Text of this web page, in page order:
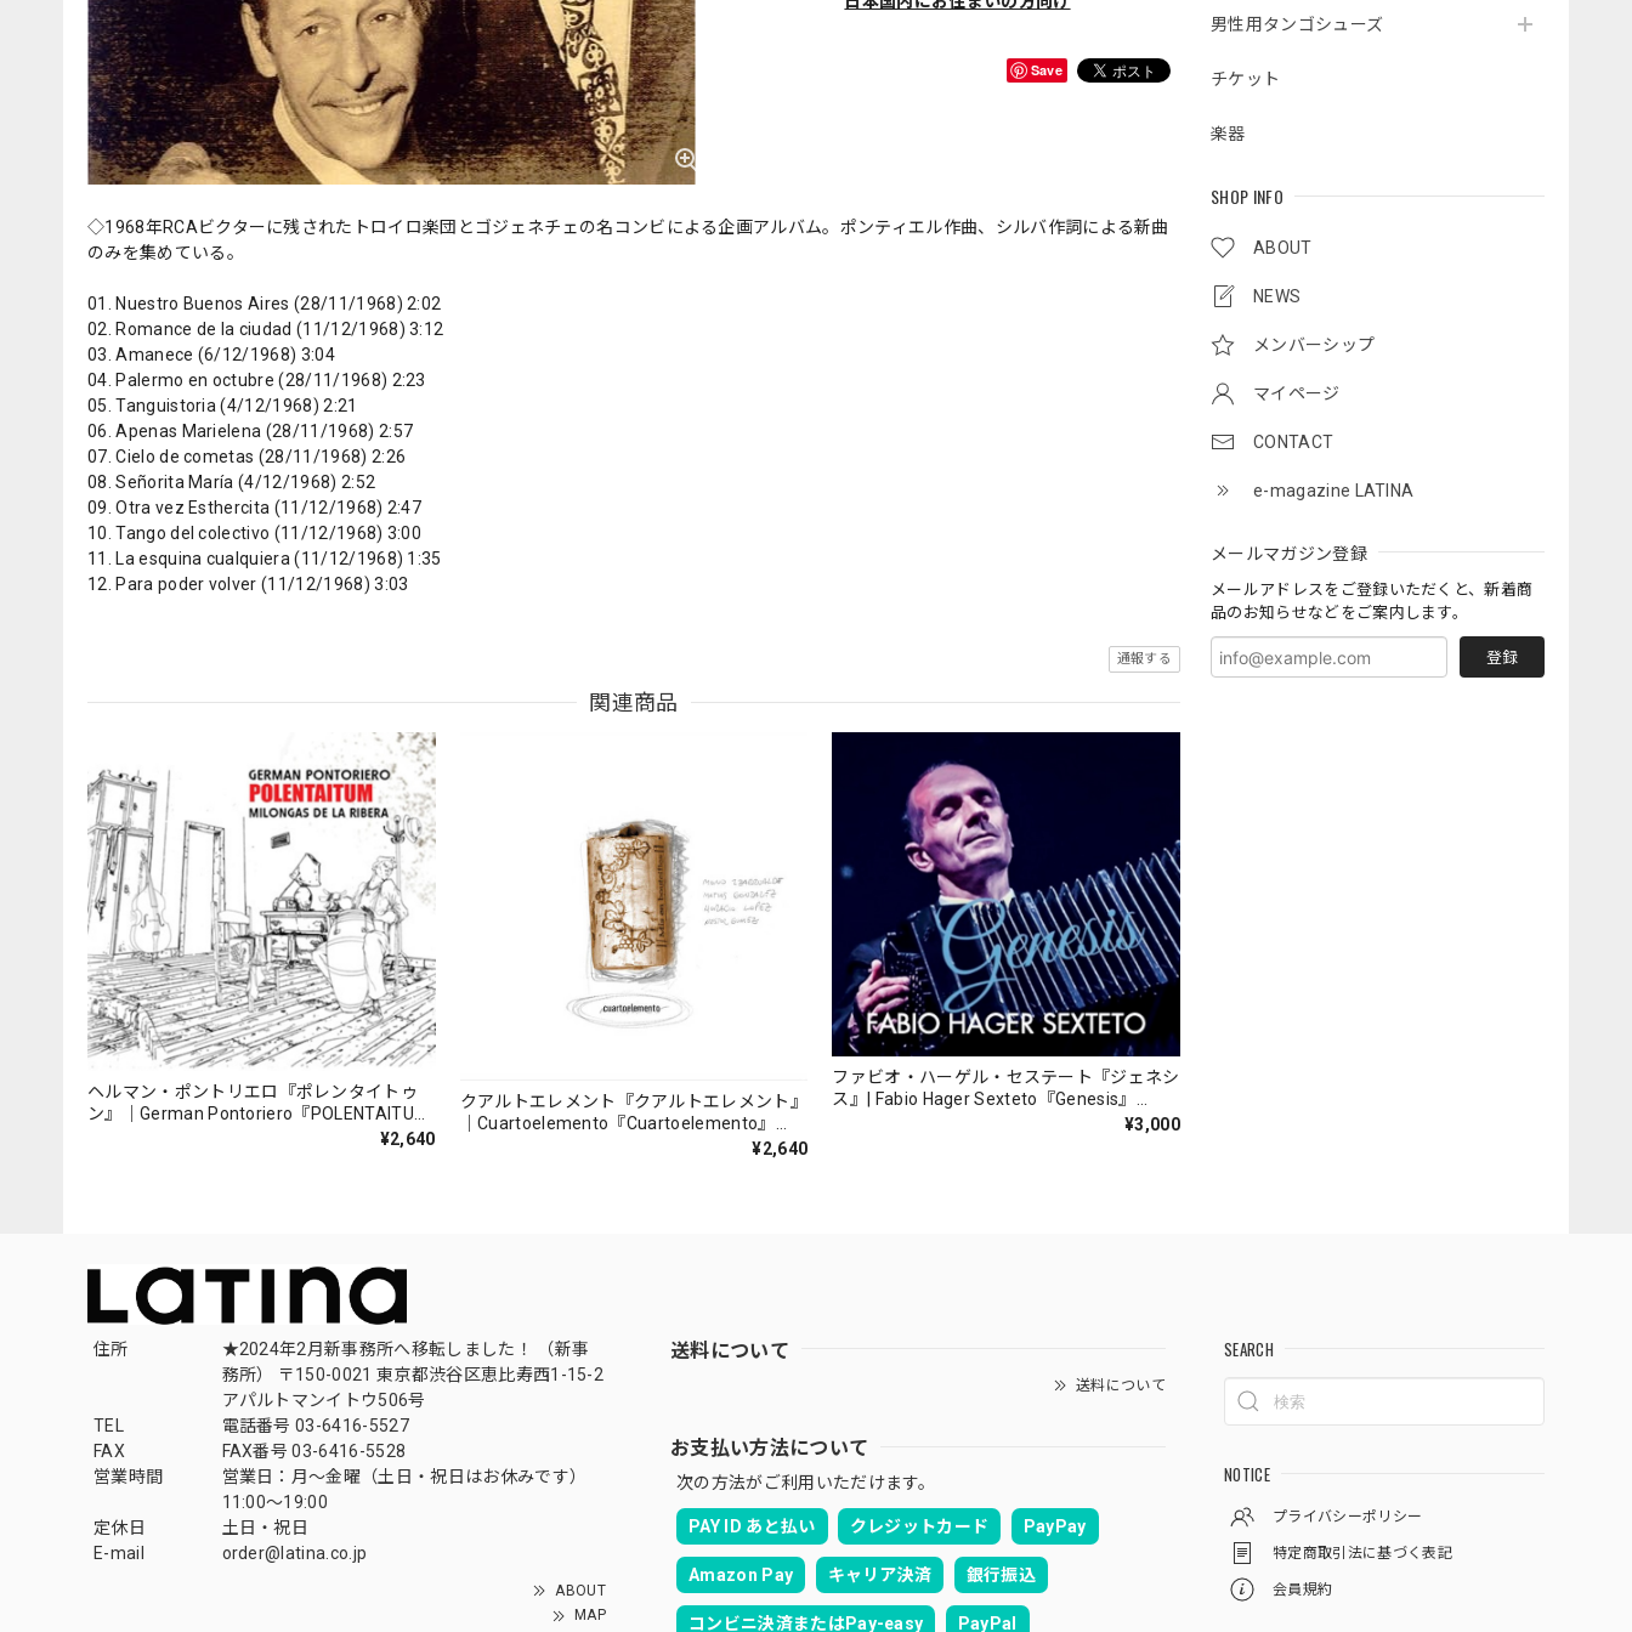
男性用タンゴシューズ
チケット
楽器
SHOP INFO
ABOUT
NEWS
メンバーシップ
マイページ
CONTACT
e-magazine LATINA
メールマガジン登録
メールアドレスをご登録いただくと、新着商
品のお知らせなどをご案内します。
登録
Save
◇1968年RCAビクターに残されたトロイロ楽団とゴジェネチェの名コンビによる企画アルバム。ポンティエル作曲、シルバ作詞による新曲
のみを集めている。
01. Nuestro Buenos Aires (28/11/1968) 2:02
02. Romance de la ciudad (11/12/1968) 3:12
03. Amanece (6/12/1968) 3:04
04. Palermo en octubre (28/11/1968) 2:23
05. Tanguistoria (4/12/1968) 2:21
06. Apenas Marielena (28/11/1968) 2:57
07. Cielo de cometas (28/11/1968) 2:26
08. Señorita María (4/12/1968) 2:52
09. Otra vez Esthercita (11/12/1968) 2:47
10. Tango del colectivo (11/12/1968) 3:00
11. La esquina cualquiera (11/12/1968) 1:35
12. Para poder volver (11/12/1968) 3:03
通報する
関連商品
ヘルマン・ポントリエロ『ポレンタイトゥ
ン』｜German Pontoriero『POLENTAITUM
¥2,640
クアルトエレメント『クアルトエレメント』
｜Cuartoelemento『Cuartoelemento』
¥2,640
ファビオ・ハーゲル・セステート『ジェネシ
ス』| Fabio Hager Sexteto『Genesis』
¥3,000
住所
★2024年2月新事務所へ移転しました！ （新事
務所） 〒150-0021 東京都渋谷区恵比寿西1-15-2
アパルトマンイトウ506号
TEL
電話番号 03-6416-5527
FAX
FAX番号 03-6416-5528
営業時間
営業日：月〜金曜（土日・祝日はお休みです）
11:00〜19:00
定休日
土日・祝日
E-mail
order@latina.co.jp
ABOUT
MAP
送料について
送料について
お支払い方法について
次の方法がご利用いただけます。
PAY ID あと払い クレジットカード PayPay
Amazon Pay キャリア決済 銀行振込
コンビニ決済またはPay-easy PayPal
SEARCH
NOTICE
プライバシーポリシー
特定商取引法に基づく表記
会員規約